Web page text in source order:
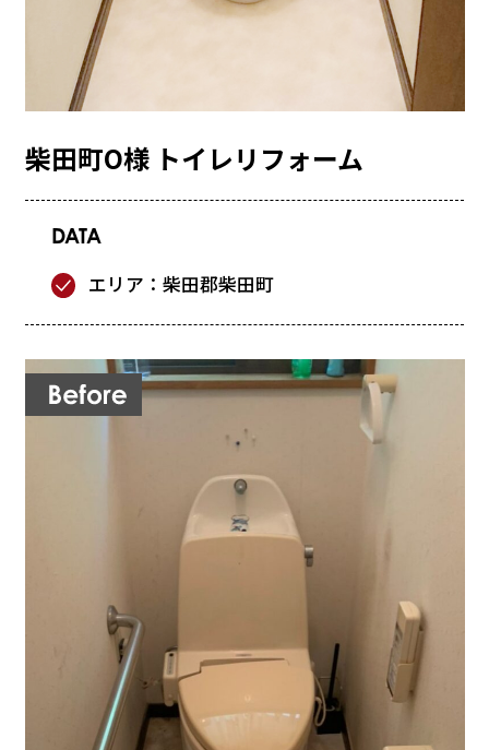
柴田町O様 トイレリフォーム
DATA
エリア：柴田郡柴田町